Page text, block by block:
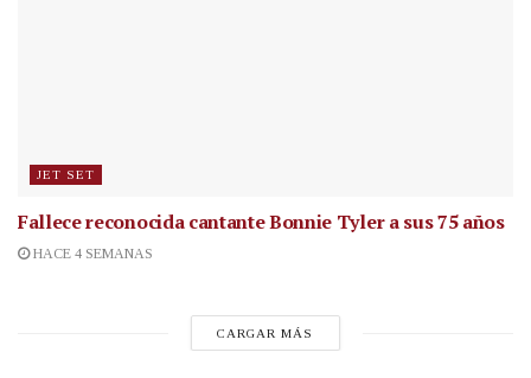
JET SET
Fallece reconocida cantanteBonnie Tyler a sus 75 años
HACE 4 SEMANAS
CARGAR MÁS